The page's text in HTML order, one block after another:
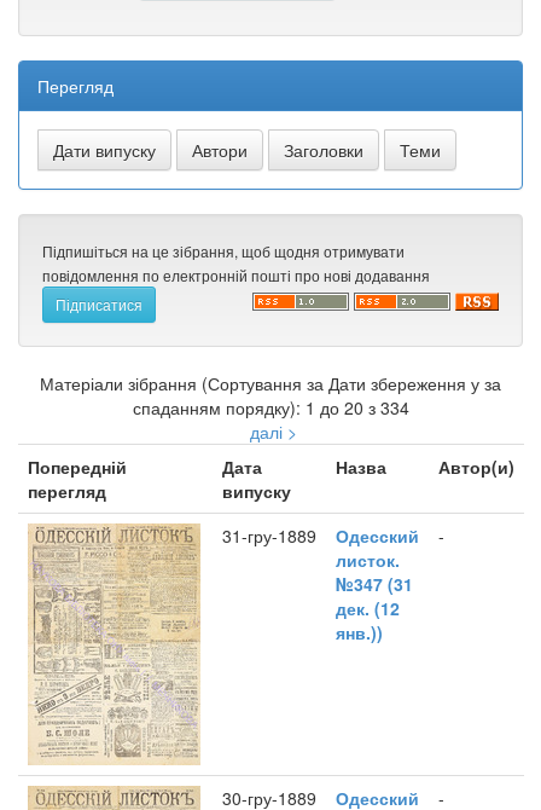
Перегляд
Підпишіться на це зібрання, щоб щодня отримувати
повідомлення по електронній пошті про нові додавання
Матеріали зібрання (Сортування за Дати збереження у за
спаданням порядку): 1 до 20 з 334
далі >
Попередній
перегляд
Дата
випуску
Назва Автор(и)
31-гру-1889
Одесский
листок.
№347 (31
дек. (12
янв.))
-
30-гру-1889
Одесский
-